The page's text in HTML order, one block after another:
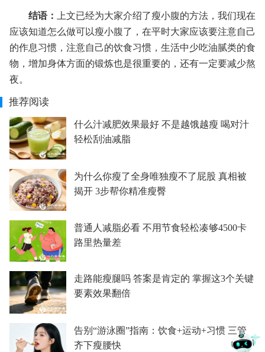
结语：
上文已经为大家介绍了瘦小腹的方法，我们现在
应该知道怎么做可以瘦小腹了，在平时大家应该要注意自己
的作息习惯，注意自己的饮食习惯，生活中少吃油腻类的食
物，增加身体方面的锻炼也是很重要的，还有一定要减少熬
夜。
推荐阅读
什么汁减肥效果最好 不是越饿越瘦 喝对汁
轻松刮油减脂
为什么你瘦了全身唯独瘦不了屁股 真相被
揭开 3步帮你精准瘦臀
普通人减脂必看 不用节食轻松凑够4500卡
路里热量差
走路能瘦腿吗 答案是肯定的 掌握这3个关键
要素效果翻倍
告别“游泳圈”指南：饮食+运动+习惯 三管
齐下瘦腰快